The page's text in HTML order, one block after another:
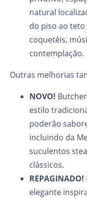
natural
do piso ao
coquetéis,
contemplação.
Outras melhorias
NOVO!
estilo
poderão
incluindo da
suculentos
clássicos.
REPAGINADO!
elegante